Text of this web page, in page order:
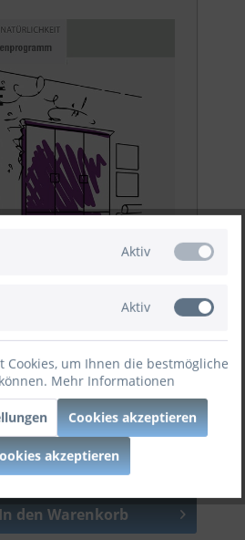
Download
In den Warenkorb
Aktiv
Aktiv
Cookies, um Ihnen die bestmögliche
Mehr Informationen
Cookies akzeptieren
akzeptieren